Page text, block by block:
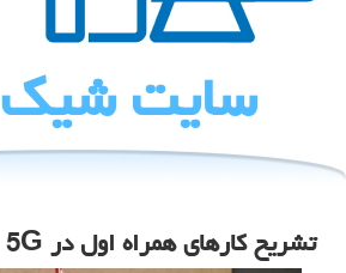
سایت شیك
تشریح کارهای همراه اول در 5G